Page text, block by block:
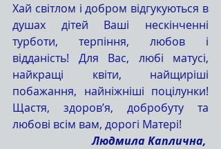
Хай світлом і добром відгукуються в
душах дітей Ваші нескінченні
турботи, терпіння, любов і
відданість! Для Вас, любі матусі,
найкращі квіти, найщиріші
побажання, найніжніші поцілунки!
Щастя, здоров’я, добробуту та
любові всім вам, дорогі Матері!
Людмила Каплична,